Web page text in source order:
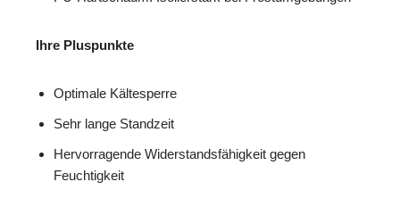
Ihre Pluspunkte
Optimale Kältesperre
Sehr lange Standzeit
Hervorragende Widerstandsfähigkeit gegen
Feuchtigkeit